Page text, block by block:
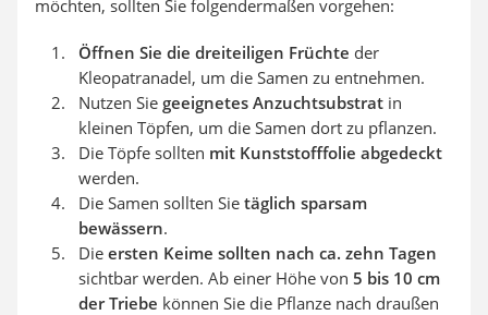
möchten, sollten Sie folgendermaßen vorgehen:
Öffnen Sie die dreiteiligen Früchte der
Kleopatranadel, um die Samen zu entnehmen.
Nutzen Sie geeignetes Anzuchtsubstrat in
kleinen Töpfen, um die Samen dort zu pflanzen.
Die Töpfe sollten mit Kunststofffolie abgedeckt
werden.
Die Samen sollten Sie täglich sparsam
bewässern.
Die ersten Keime sollten nach ca. zehn Tagen
sichtbar werden. Ab einer Höhe von 5 bis 10 cm
der Triebe können Sie die Pflanze nach draußen